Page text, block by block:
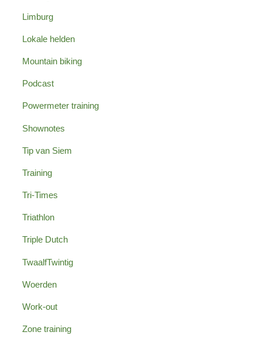
Limburg
Lokale helden
Mountain biking
Podcast
Powermeter training
Shownotes
Tip van Siem
Training
Tri-Times
Triathlon
Triple Dutch
TwaalfTwintig
Woerden
Work-out
Zone training